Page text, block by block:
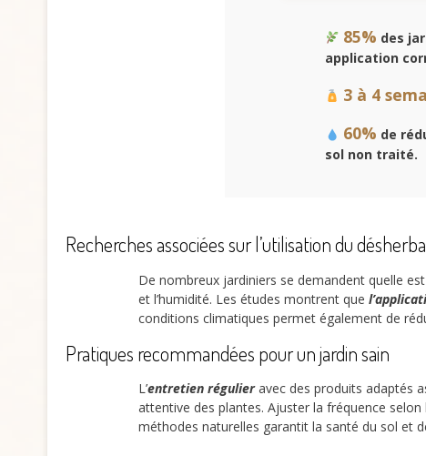
85% des
application
3 à 4
60% de
sol non traité.
Recherches associées sur l’utilisation du
De nombreux jardiniers se demandent quelle
et l’humidité. Les études montrent que
conditions climatiques permet également de
Pratiques recommandées pour un jardin sain
L’entretien régulieravec des produits adaptés
attentive des plantes. Ajuster la fréquence
méthodes naturelles garantit la santé du sol et